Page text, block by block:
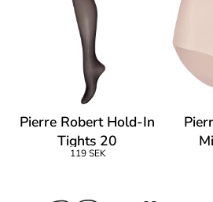
Pierre Robert Hold-In
Tights 20
119 SEK